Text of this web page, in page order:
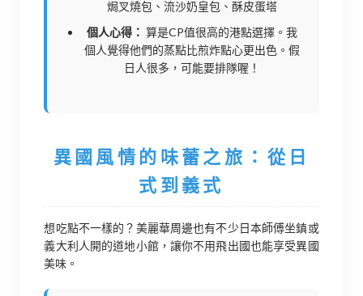
焗叉燒包、流沙奶皇包、酥皮蛋塔
個人心得： 算是CP值很高的港點選擇。我
個人覺得他們的蒸點比煎炸點心更出色。假
日人很多，可能要排隊喔！
異國風情的味蕾之旅：從日
式到義式
想吃點不一樣的？美麗華周邊也有不少日本師傅坐鎮或
義大利人開的道地小館，讓你不用飛出國也能享受異國
美味。